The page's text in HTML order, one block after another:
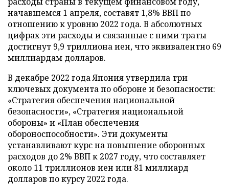
начавшемся 1 апреля, составят 1,8% ВВП по
отношению к уровню 2022 года. В абсолютных
цифрах эти расходы и связанные с ними траты
достигнут 9,9 триллиона иен, что эквивалентно 69
миллиардам долларов.
В декабре 2022 года Япония утвердила три
ключевых документа по обороне и безопасности:
«Стратегия обеспечения национальной
безопасности», «Стратегия национальной
обороны» и «План обеспечения
обороноспособности». Эти документы
устанавливают курс на повышение оборонных
расходов до 2% ВВП к 2027 году, что составляет
около 11 триллионов иен или 81 миллиард
долларов по курсу 2022 года.